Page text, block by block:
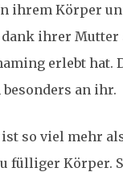
ihrem Körper
ihrer Mutter
erlebt hat.
an ihr.
so viel mehr
fülliger Körper.